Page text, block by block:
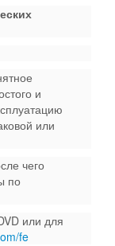
и
или
чего
по
или для
fe